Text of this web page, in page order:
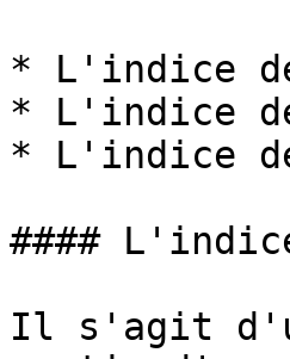
* L'indice
* L'indice
* L'indice
####
Il s'agit